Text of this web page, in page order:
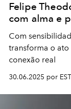
Felipe
com alma e
Com
transforma o
conexão real
30.06.2025 por